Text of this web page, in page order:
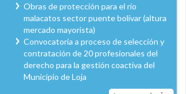
Obras de protección para el río
malacatos sector puente bolívar (altura
mercado mayorista)
Convocatoria a proceso de selección y
contratación de 20 profesionales del
derecho para la gestión coactiva del
Municipio de Loja